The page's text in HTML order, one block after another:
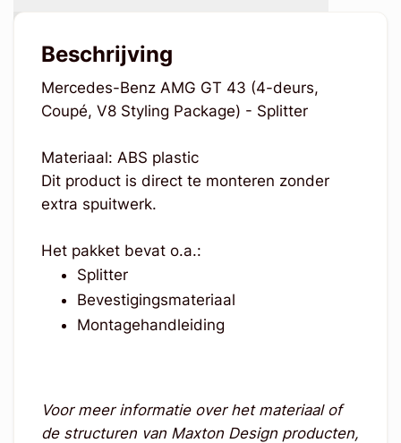
Beschrijving
Mercedes-Benz AMG GT 43 (4-deurs,
Coupé, V8 Styling Package) - Splitter
Materiaal: ABS plastic
Dit product is direct te monteren zonder
extra spuitwerk.
Het pakket bevat o.a.:
Splitter
Bevestigingsmateriaal
Montagehandleiding
Voor meer informatie over het materiaal of
de structuren van Maxton Design producten,